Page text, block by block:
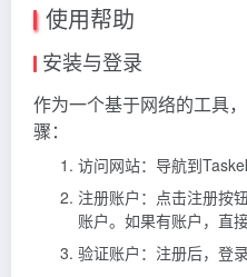
使用帮助
安装与登录
作为一个基于网络的工具
骤：
访问网站：导航到
注册账户 ：点击注册按
账户。如果有账户，直接
验证账户 ：注册后，登